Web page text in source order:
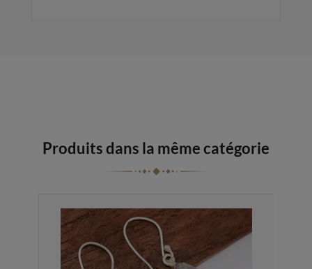
Produits dans la même catégorie